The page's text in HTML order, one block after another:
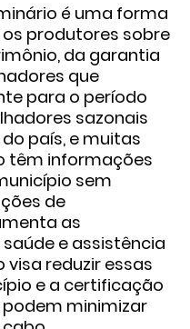
é uma forma
produtores sobre
da garantia
que
para o período
sazonais
país, e muitas
têm informações
sem
de
as
e assistência
visa reduzir essas
e a certificação
minimizar